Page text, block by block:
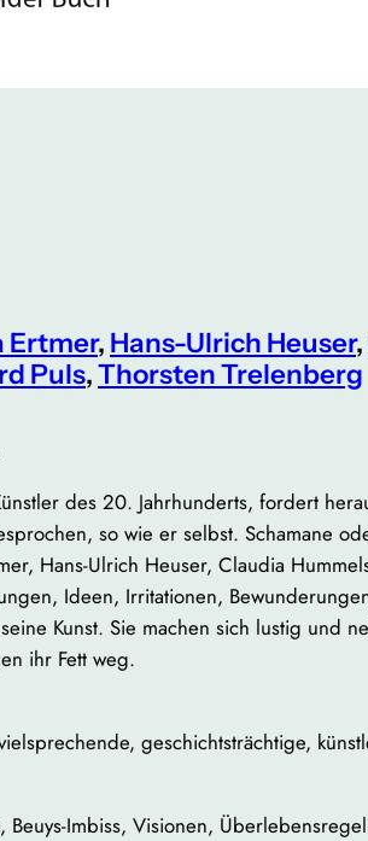
Ertmer, Hans-Ulrich Heuser,
Puls,Thorsten Trelenberg
des 20. Jahrhunderts, fordert
so wie er selbst. Schamane
Hans-Ulrich Heuser, Claudia
Ideen, Irritationen,
Kunst. Sie machen sich lustig und
ihr Fett weg.
geschichtsträchtige,
Imbiss, Visionen,